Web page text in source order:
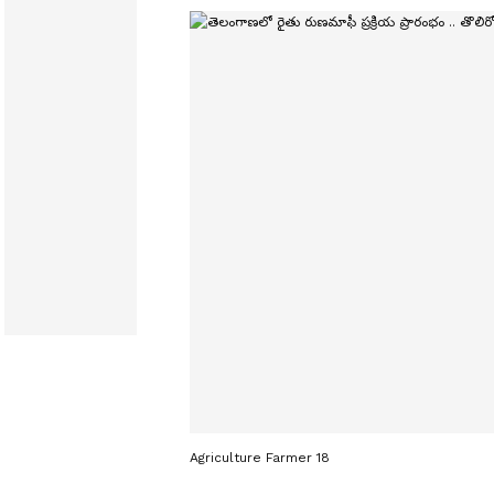
Agriculture Farmer 18